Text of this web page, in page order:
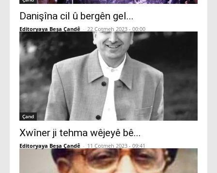
Danişîna cil û bergên gel...
Editoryaya Beşa Çandê - 22 Cotmeh 2023 - 00:00
Çand
Xwîner ji tehma wêjeyê bê...
Editoryaya Beşa Çandê - 11 Cotmeh 2023 - 09:41